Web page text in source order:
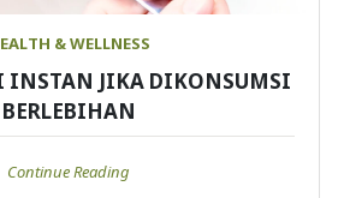
& WELLNESS
INSTAN JIKA DIKONSUMSI
BERLEBIHAN
Continue Reading